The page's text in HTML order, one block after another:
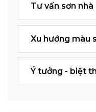
Tư vấn sơn nhà
Xu hướng màu
Ý tưởng - biệt